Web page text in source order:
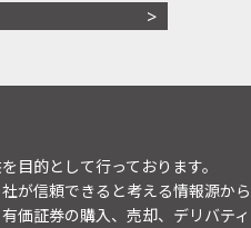
目的として行っております。
が信頼できると考える情報源か
価証券の購入、売却、デリバテ